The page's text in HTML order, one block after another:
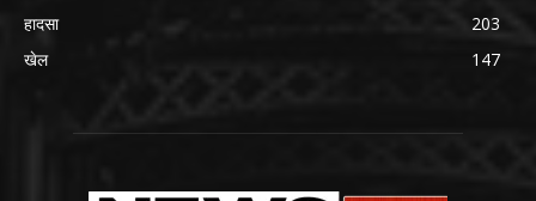
हादसा
203
खेल
147